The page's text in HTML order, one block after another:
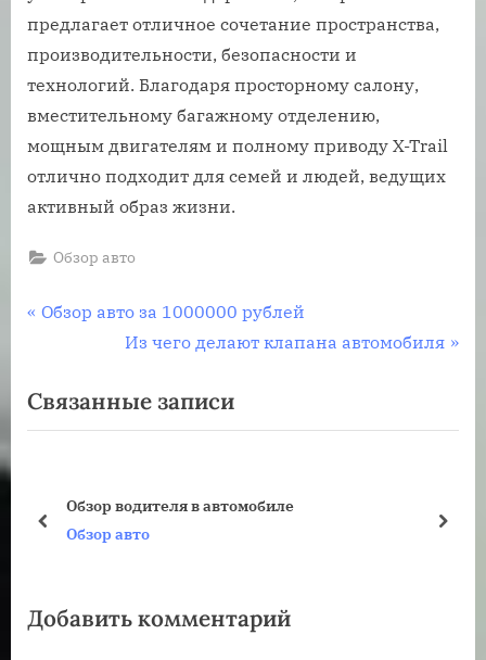
предлагает отличное сочетание пространства,
производительности, безопасности и
технологий. Благодаря просторному салону,
вместительному багажному отделению,
мощным двигателям и полному приводу X-Trail
отлично подходит для семей и людей, ведущих
активный образ жизни.
Обзор авто
Навигация
записям
П
д
ы
щ
з
Обзор авто за 1000000 рублей
С
е
д
з
Из чего делают клапана автомобиля
Связанные записи
Обзор водителя в автомобиле
Обзор авто
пред
Добавить комментарий